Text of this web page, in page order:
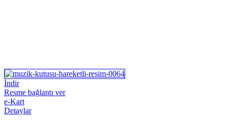
İndir
Resme bağlantı ver
e-Kart
Detaylar